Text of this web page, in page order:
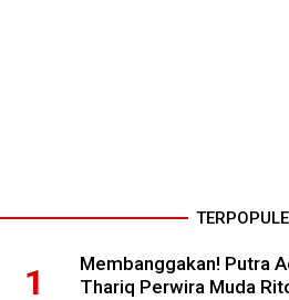
Membanggakan! Putra
Thariq Perwira Muda